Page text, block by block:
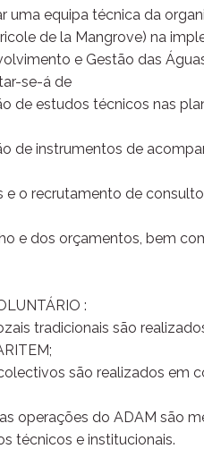
uma equipa técnica da
de la Mangrove) na
e Gestão das
se-á de
de estudos técnicos nas
de instrumentos de
o recrutamento de
e dos orçamentos, bem
:
tradicionais são
são realizados em
operações do ADAM são
técnicos e institucionais.